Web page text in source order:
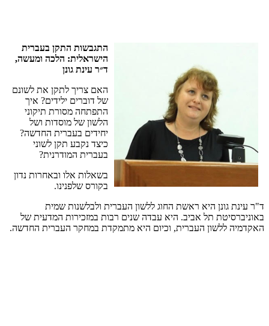
התגבשות התקן בעברית
הישראלית: הלכה ומעשה,
ד״ר עינת גונן
האם צריך לתקן את לשונם
של דוברים ילידים? איך
התפתחה מסורת תיקוני
הלשון של מוסדות ושל
יחידים בעברית החדשה?
כיצד נקבע תקן לשוני
בעברית המודרנית?
בשאלות אלו ובאחרות נדון
בקורס שלפנינו.
ד"ר עינת גונן היא ראשת החוג ללשון העברית ולבלשנות שמית
באוניברסיטת תל אביב. היא עבדה שנים רבות במזכירות המדעית של
האקדמיה ללשון העברית, וכיום היא מתמקדת במחקר העברית החדשה.